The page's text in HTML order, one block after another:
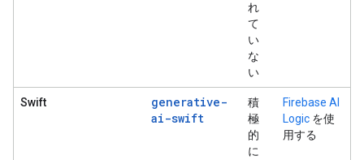
れ
て
い
な
い
Swift
generative-
ai-swift
積
極
的
に
Firebase AI
Logic を使
用する